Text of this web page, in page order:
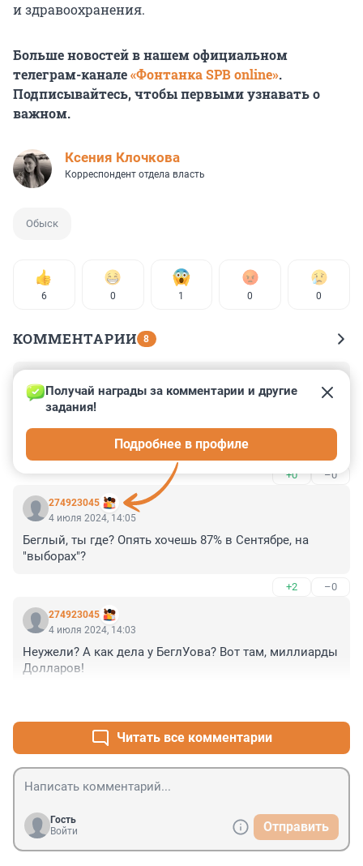
и здравоохранения.
Больше новостей в нашем официальном
телеграм-канале«Фонтанка SPB online».
Подписывайтесь, чтобы первыми узнавать о
важном.
Ксения Клочкова
Корреспондент отдела власть
Обыск
6 0 1 0 0
КОММЕНТАРИИ 8
21 ноября 2024, 22:35
В Пушкине все дворы залили резиной с установкой
каких-то каруселей и игрушек которые покосились на
следующий год, а тут какой-то сквер?
+0 –0
274923045
Получай награды за комментарии и другие
задания!
Подробнее в профиле
4 июля 2024, 14:05
Беглый, ты где? Опять хочешь 87% в Сентябре, на
"выборах"?
+2 –0
274923045
4 июля 2024, 14:03
Неужели? А как дела у БеглУова? Вот там, миллиарды
Долларов!
Читать все комментарии
Гость
Войти
Отправить